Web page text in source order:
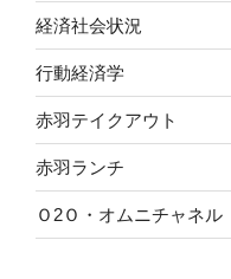
経済社会状況
行動経済学
赤羽テイクアウト
赤羽ランチ
Ｏ2Ｏ・オムニチャネル